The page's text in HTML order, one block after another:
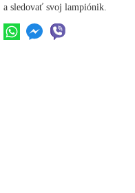
a sledovať svoj lampiónik.